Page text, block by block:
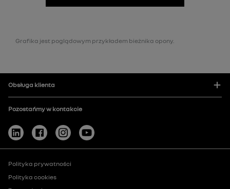
Grafika jest poglądowym przykładem bieżnika opony.
Obsługa klienta
Pozostańmy w kontakcie
Polityka prywatności
Polityka cookies